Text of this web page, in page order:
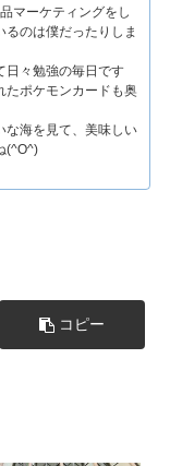
マーケティングをし
のは僕だったりしま
日々勉強の毎日です
たポケモンカードも奥
な海を見て、美味しい
(^O^)
コピー